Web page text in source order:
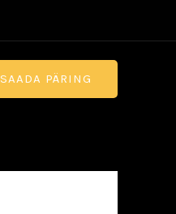
SAADA PÄRING